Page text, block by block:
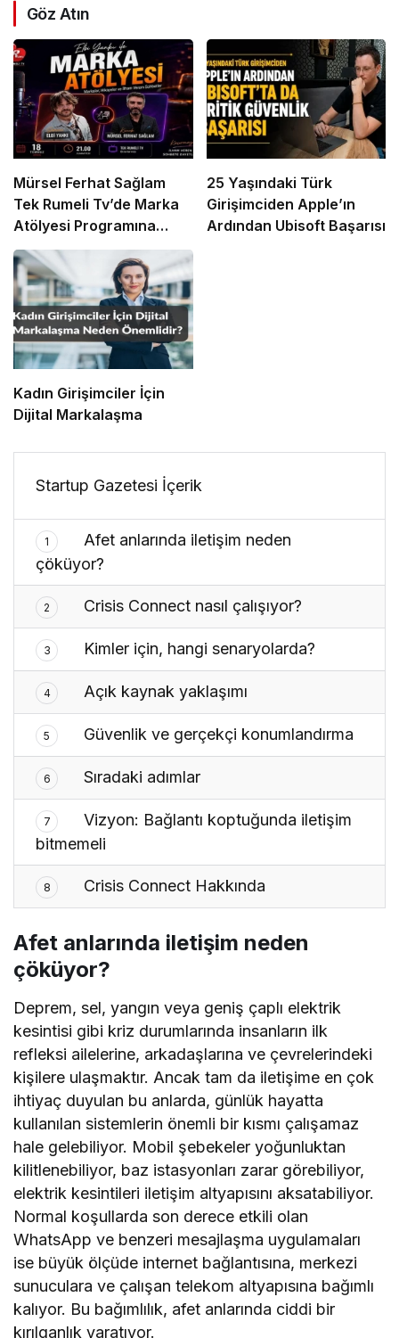
Göz Atın
Mürsel Ferhat Sağlam
Tek Rumeli Tv’de Marka
Atölyesi Programına
Konuk Oldu
25 Yaşındaki Türk
Girişimciden Apple’ın
Ardından Ubisoft Başarısı
Kadın Girişimciler İçin
Dijital Markalaşma
Startup Gazetesi İçerik
1
Afet anlarında iletişim neden
çöküyor?
2 Crisis Connect nasıl çalışıyor?
3 Kimler için, hangi senaryolarda?
4 Açık kaynak yaklaşımı
5 Güvenlik ve gerçekçi konumlandırma
6 Sıradaki adımlar
7
Vizyon: Bağlantı koptuğunda iletişim
bitmemeli
8 Crisis Connect Hakkında
Afet anlarında iletişim neden
çöküyor?
Deprem, sel, yangın veya geniş çaplı elektrik
kesintisi gibi kriz durumlarında insanların ilk
refleksi ailelerine, arkadaşlarına ve çevrelerindeki
kişilere ulaşmaktır. Ancak tam da iletişime en çok
ihtiyaç duyulan bu anlarda, günlük hayatta
kullanılan sistemlerin önemli bir kısmı çalışamaz
hale gelebiliyor. Mobil şebekeler yoğunluktan
kilitlenebiliyor, baz istasyonları zarar görebiliyor,
elektrik kesintileri iletişim altyapısını aksatabiliyor.
Normal koşullarda son derece etkili olan
WhatsApp ve benzeri mesajlaşma uygulamaları
ise büyük ölçüde internet bağlantısına, merkezi
sunuculara ve çalışan telekom altyapısına bağımlı
kalıyor. Bu bağımlılık, afet anlarında ciddi bir
kırılganlık yaratıyor.